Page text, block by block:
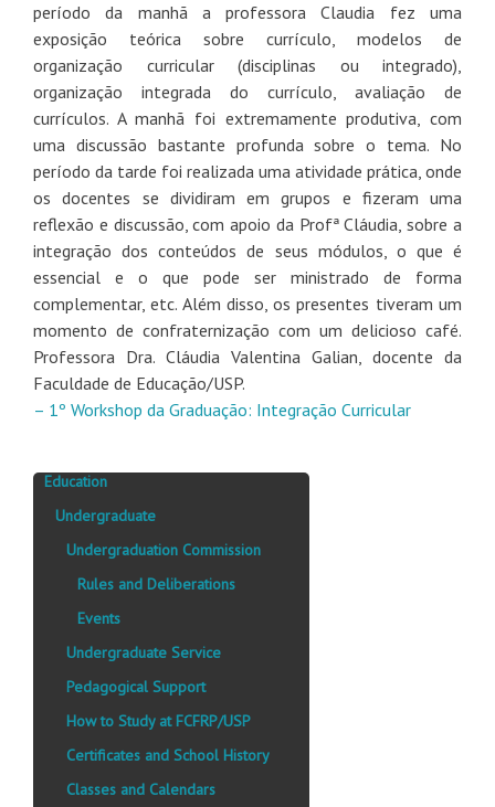
período da manhã a professora Claudia fez uma
exposição teórica sobre currículo, modelos de
organização curricular (disciplinas ou integrado),
organização integrada do currículo, avaliação de
currículos. A manhã foi extremamente produtiva, com
uma discussão bastante profunda sobre o tema. No
período da tarde foi realizada uma atividade prática, onde
os docentes se dividiram em grupos e fizeram uma
reflexão e discussão, com apoio da Profª Cláudia, sobre a
integração dos conteúdos de seus módulos, o que é
essencial e o que pode ser ministrado de forma
complementar, etc. Além disso, os presentes tiveram um
momento de confraternização com um delicioso café.
Professora Dra. Cláudia Valentina Galian, docente da
Faculdade de Educação/USP.
– 1º Workshop da Graduação: Integração Curricular
Education
Undergraduate
Undergraduation Commission
Rules and Deliberations
Events
Undergraduate Service
Pedagogical Support
How to Study at FCFRP/USP
Certificates and School History
Classes and Calendars